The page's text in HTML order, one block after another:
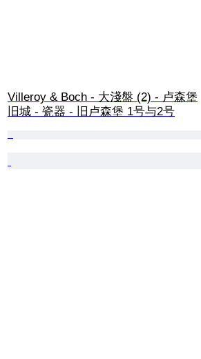
Villeroy & Boch - 大淺盤 (2) - 卢森堡
旧城 - 瓷器 - 旧卢森堡 1号与2号